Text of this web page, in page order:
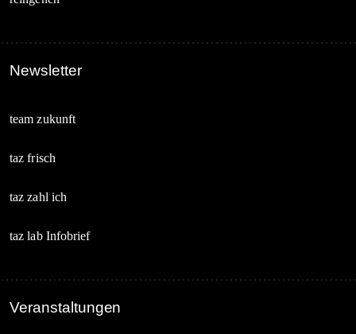
Newsletter
team zukunft
taz frisch
taz zahl ich
taz lab Infobrief
Veranstaltungen